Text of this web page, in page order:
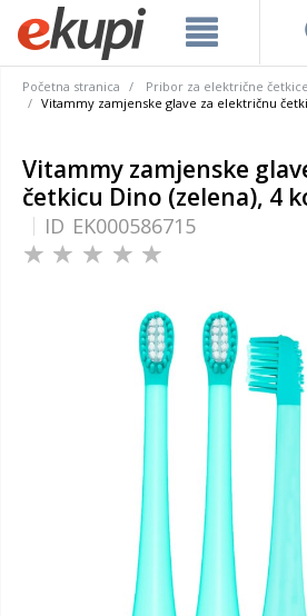
Početna stranica
Pribor za električne četkice
Vitammy zamjenske glave za električnu
Vitammy zamjenske
četkicu Dino (zelena), 4
ID EK000586715